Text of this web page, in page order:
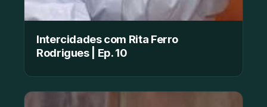
Intercidades com Rita Ferro
Rodrigues | Ep. 10